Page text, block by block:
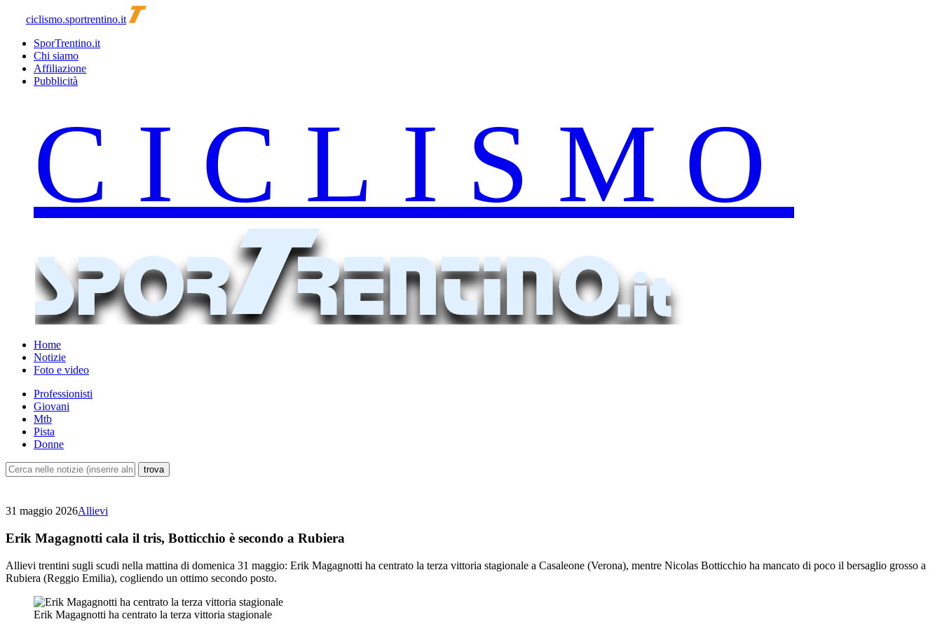
ciclismo.sportrentino.it
SporTrentino.it
Chi siamo
Affiliazione
Pubblicità
Home
Notizie
Foto e video
Professionisti
Giovani
Mtb
Pista
Donne
31 maggio 2026Allievi
Erik Magagnotti cala il tris, Botticchio è secondo a Rubiera
Allievi trentini sugli scudi nella mattina di domenica 31 maggio: Erik Magagnotti ha centrato la terza vittoria stagionale a Casaleone (Verona), mentre Nicolas Botticchio ha mancato di poco il bersaglio grosso a
Rubiera (Reggio Emilia), cogliendo un ottimo secondo posto.
Erik Magagnotti ha centrato la terza vittoria stagionale